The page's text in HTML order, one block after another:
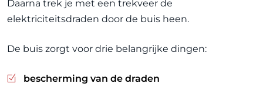
Daarna trek je met een trekveer de
elektriciteitsdraden door de buis heen.
De buis zorgt voor drie belangrijke dingen:
bescherming van de draden